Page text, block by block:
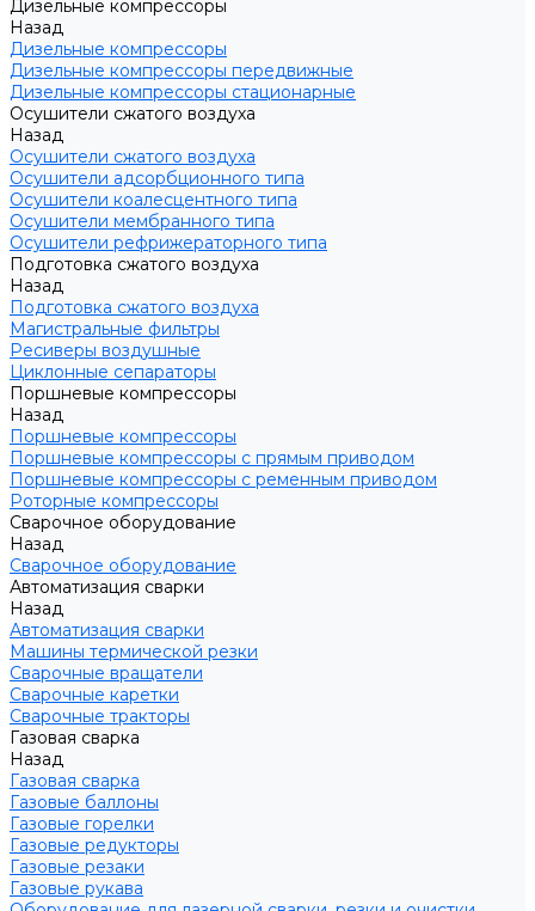
Дизельные компрессоры
Назад
Дизельные компрессоры
Дизельные компрессоры передвижные
Дизельные компрессоры стационарные
Осушители сжатого воздуха
Назад
Осушители сжатого воздуха
Осушители адсорбционного типа
Осушители коалесцентного типа
Осушители мембранного типа
Осушители рефрижераторного типа
Подготовка сжатого воздуха
Назад
Подготовка сжатого воздуха
Магистральные фильтры
Ресиверы воздушные
Циклонные сепараторы
Поршневые компрессоры
Назад
Поршневые компрессоры
Поршневые компрессоры с прямым приводом
Поршневые компрессоры с ременным приводом
Роторные компрессоры
Сварочное оборудование
Назад
Сварочное оборудование
Автоматизация сварки
Назад
Автоматизация сварки
Машины термической резки
Сварочные вращатели
Сварочные каретки
Сварочные тракторы
Газовая сварка
Назад
Газовая сварка
Газовые баллоны
Газовые горелки
Газовые редукторы
Газовые резаки
Газовые рукава